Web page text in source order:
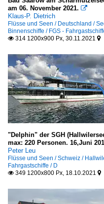
am 06. November 2021. 
Klaus-P. Dietrich
Flüsse und Seen / Deutschland /
Binnenschiffe / FGS -
 314 1200x900 Px, 30.11.2021 
"Delphin" der SGH
max: 220 Personen. 16,Juni
Peter Leu
Flüsse und Seen / Schweiz /
Fahrgastschiffe / D
 349 1200x800 Px, 18.10.2021 